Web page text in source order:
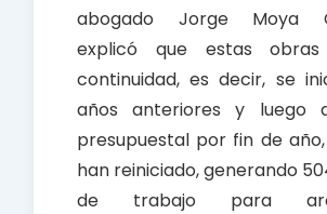
abogado Jorge Moya
explicó que estas
continuidad, es decir, se
años anteriores y luego
presupuestal por fin de
han reiniciado, generando
de trabajo para